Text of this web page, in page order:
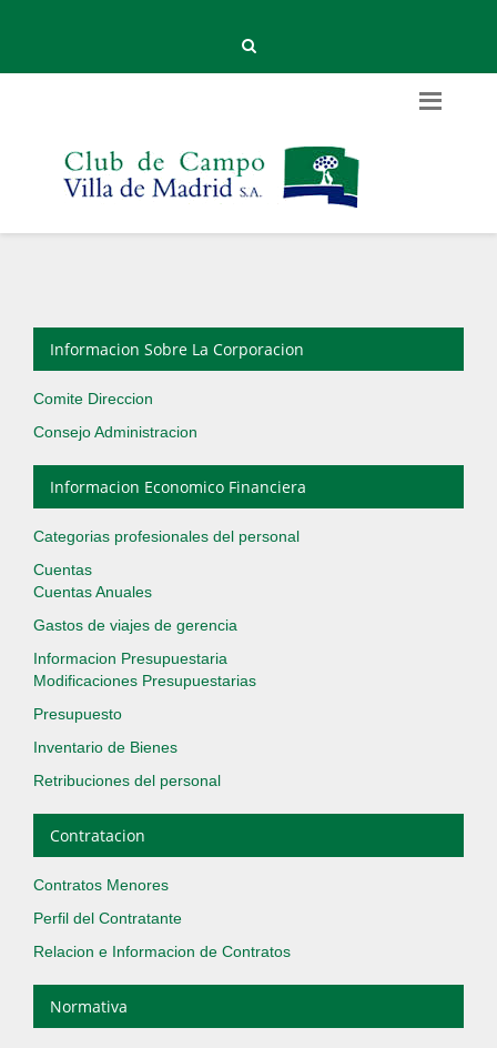
Informacion Sobre La Corporacion
Comite Direccion
Consejo Administracion
Informacion Economico Financiera
Categorias profesionales del personal
Cuentas
Cuentas Anuales
Gastos de viajes de gerencia
Informacion Presupuestaria
Modificaciones Presupuestarias
Presupuesto
Inventario de Bienes
Retribuciones del personal
Contratacion
Contratos Menores
Perfil del Contratante
Relacion e Informacion de Contratos
Normativa